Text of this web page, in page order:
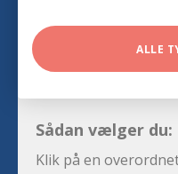
ALLE
Sådan vælger du:
Klik på en